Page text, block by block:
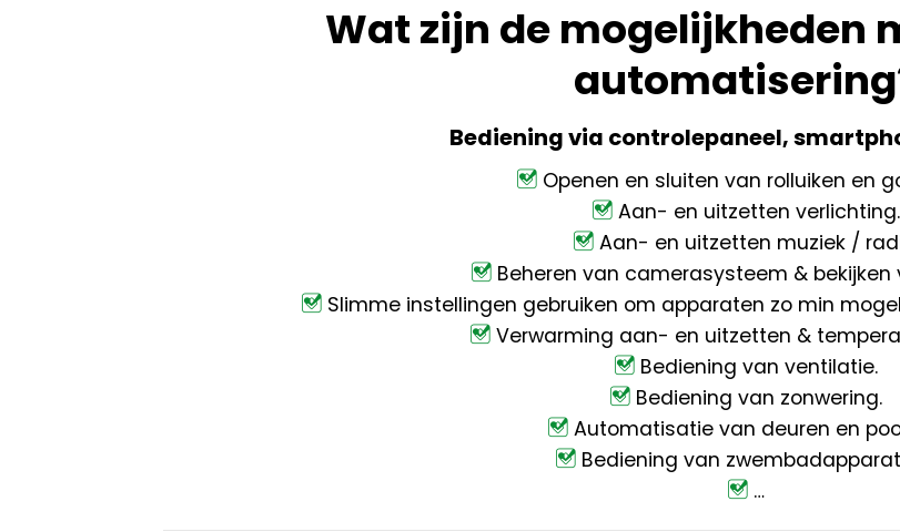
Wat zijn de mogelijkheden
Bediening via controlepaneel,
Openen en sluiten van rolluiken en
Aan- en uitzetten verlichting.
Aan- en uitzetten muziek /
Beheren van camerasysteem & bekijken
Slimme instellingen gebruiken om apparaten zo min
Verwarming aan- en uitzetten &
Bediening van ventilatie.
Bediening van zonwering.
Automatisatie van deuren en
Bediening van
…